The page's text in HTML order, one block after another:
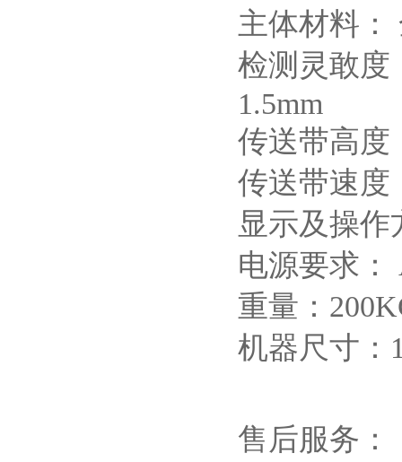
主体材料：
检测灵敢度
1.5mm
传送带高度
传送带速度
显示及操
电源要求：
重量：
机器尺寸：
售后服务：